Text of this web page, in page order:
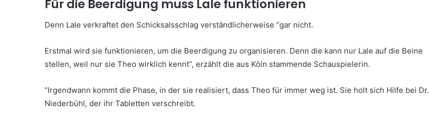
Für die Beerdigung muss Lale funktionieren
Denn Lale verkraftet den Schicksalsschlag verständlicherweise “gar nicht.
Erstmal wird sie funktionieren, um die Beerdigung zu organisieren. Denn die kann nur Lale auf die Beine
stellen, weil nur sie Theo wirklich kennt”, erzählt die aus Köln stammende Schauspielerin.
“Irgendwann kommt die Phase, in der sie realisiert, dass Theo für immer weg ist. Sie holt sich Hilfe bei Dr.
Niederbühl, der ihr Tabletten verschreibt.